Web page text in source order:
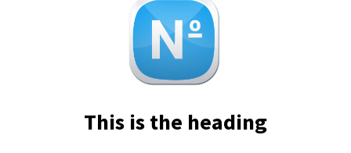
This is the heading